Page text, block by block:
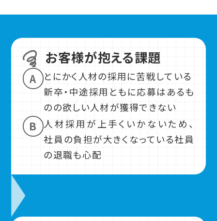
お客様が抱える課題
A
とにかく人材の採用に苦戦している
新卒・中途採用ともに応募はあるも
のの欲しい人材が獲得できない
B
人材採用が上手くいかないため、
社員の負担が大きくなっている社員
の退職も心配